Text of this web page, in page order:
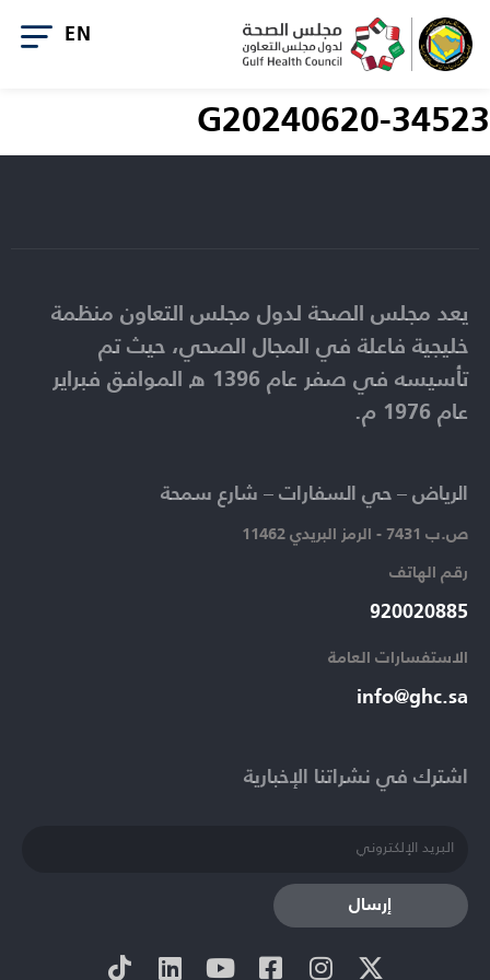
G20240620-34523
اشترك في نشراتنا الإخبارية​
إرسال
الرياض – حي السفارات – شارع سمحة​
ص.ب 7431 - الرمز البريدي 11462
رقم الهاتف​
920020885​
الاستفسارات العامة ​
info@ghc.sa​
يعد مجلس الصحة لدول مجلس التعاون منظمة
خليجية فاعلة في المجال الصحي، حيث تم
تأسيسه في صفر عام 1396 ه الموافق فبراير
عام 1976 م.